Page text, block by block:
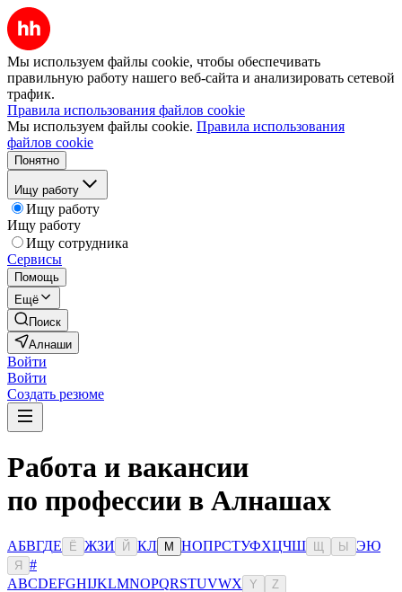
Мы используем файлы cookie, чтобы обеспечивать
правильную работу нашего веб-сайта и анализировать сетевой
трафик.
Правила использования файлов cookie
Мы используем файлы cookie. Правила использования
файлов cookie
Понятно
Ищу работу
Ищу работу
Ищу работу
Ищу сотрудника
Сервисы
Помощь
Ещё
Поиск
Алнаши
Войти
Войти
Создать резюме
Работа и вакансии
по профессии в Алнашах
АБВГДЕ Ё ЖЗИ Й КЛ М НОПРСТУФХЦЧШ Ы ЭЮ
Я
#
ABCDEFGHIJKLMNOPQRSTUVWX Y Z